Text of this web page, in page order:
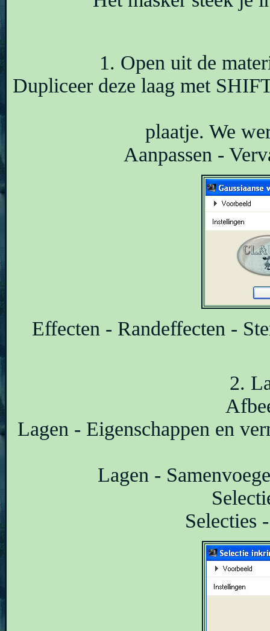
1. Open uit de
Dupliceer deze laag met
plaatje. We
Aanpassen -
Effecten - Randeffecten -
2.
Lagen - Eigenschappen en
Lagen -
Selecties